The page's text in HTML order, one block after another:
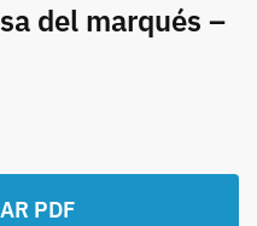
del marqués –
PDF